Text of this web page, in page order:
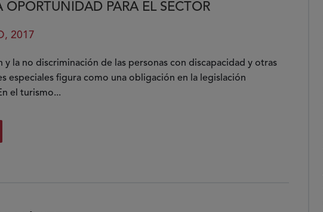
OPORTUNIDAD PARA EL SECTOR
2017
y la no discriminación de las personas con discapacidad y otras
especiales figura como una obligación en la legislación
el turismo...